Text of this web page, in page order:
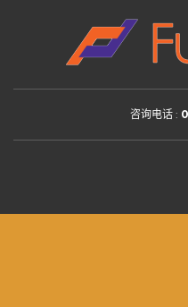
HOW TO SHOP
Login or create new
2 Review your order.
FREE
If you still have problems,
SHOWROOM HOURS
咨询电话 :